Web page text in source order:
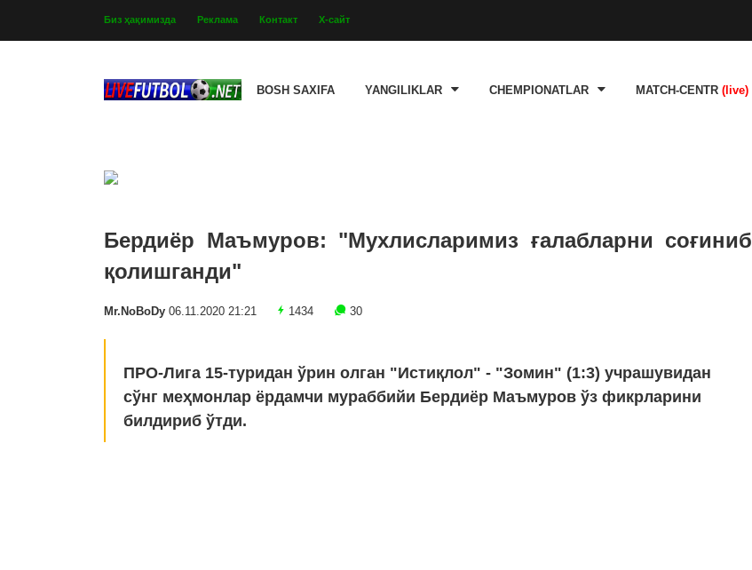
Биз ҳақимизда Реклама Контакт Х-сайт
BOSH SAXIFA YANGILIKLAR CHEMPIONATLAR MATCH-CENTR (live)
Бердиёр Маъмуров: "Мухлисларимиз ғалабларни соғиниб
қолишганди"
Mr.NoBoDy 06.11.2020 21:21 1434 30
ПРО-Лига 15-туридан ўрин олган "Истиқлол" - "Зомин" (1:3) учрашувидан
сўнг меҳмонлар ёрдамчи мураббийи Бердиёр Маъмуров ўз фикрларини
билдириб ўтди.